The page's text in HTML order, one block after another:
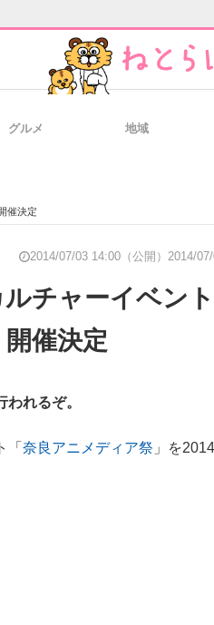
IT製品の技術・比較・事例
グルメ 地域
催決定
2014/07/03 14:00（公開） 2014/07/
ルチャーイベン
催決定
れるぞ。
「 奈良アニメディア祭 」を